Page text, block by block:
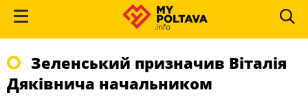
Зеленський призначив Віталія
Дяківнича начальником